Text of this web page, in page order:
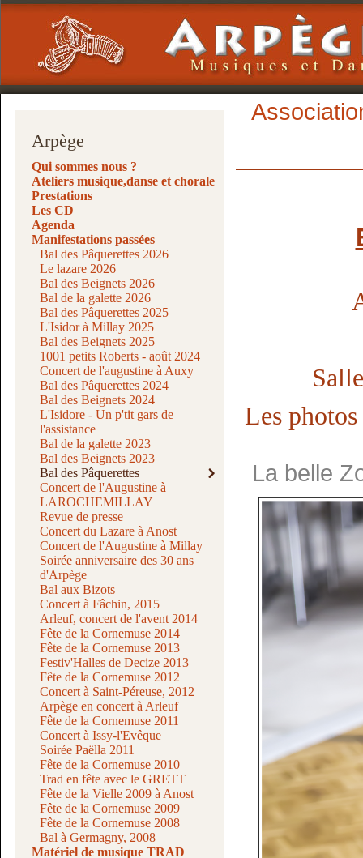
Arpège
Qui sommes nous ?
Ateliers musique,danse et chorale
Prestations
Les CD
Agenda
Manifestations passées
Bal des Pâquerettes 2026
Le lazare 2026
Bal des Beignets 2026
Bal de la galette 2026
Bal des Pâquerettes 2025
L'Isidor à Millay 2025
Bal des Beignets 2025
1001 petits Roberts - août 2024
Concert de l'augustine à Auxy
Bal des Pâquerettes 2024
Bal des Beignets 2024
L'Isidore - Un p'tit gars de
l'assistance
Bal de la galette 2023
Bal des Beignets 2023
Bal des Pâquerettes
Concert de l'Augustine à
LAROCHEMILLAY
Revue de presse
Concert du Lazare à Anost
Concert de l'Augustine à Millay
Soirée anniversaire des 30 ans
d'Arpège
Bal aux Bizots
Concert à Fâchin, 2015
Arleuf, concert de l'avent 2014
Fête de la Cornemuse 2014
Fête de la Cornemuse 2013
Festiv'Halles de Decize 2013
Fête de la Cornemuse 2012
Concert à Saint-Péreuse, 2012
Arpège en concert à Arleuf
Fête de la Cornemuse 2011
Concert à Issy-l'Evêque
Soirée Paëlla 2011
Fête de la Cornemuse 2010
Trad en fête avec le GRETT
Fête de la Vielle 2009 à Anost
Fête de la Cornemuse 2009
Fête de la Cornemuse 2008
Bal à Germagny, 2008
Matériel de musique TRAD
Les
La belle